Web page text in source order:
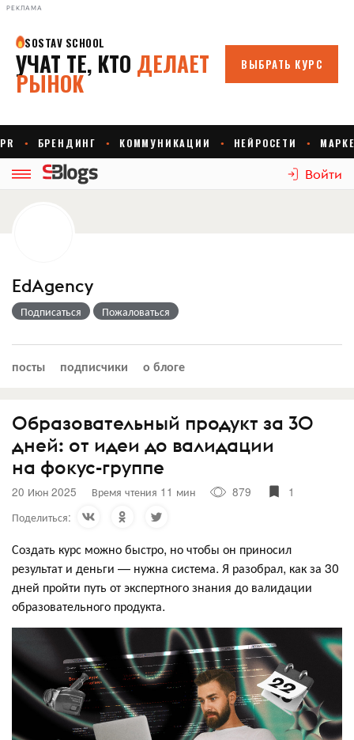
РЕКЛАМА
Войти
EdAgency
Подписаться Пожаловаться
посты подписчики о блоге
Образовательный продукт за 30
дней: от идеи до валидации
на фокус-группе
20 Июн 2025 Время чтения 11 мин 879
1
Поделиться:
Создать курс можно быстро, но чтобы он приносил
результат и деньги — нужна система. Я разобрал, как за 30
дней пройти путь от экспертного знания до валидации
образовательного продукта.